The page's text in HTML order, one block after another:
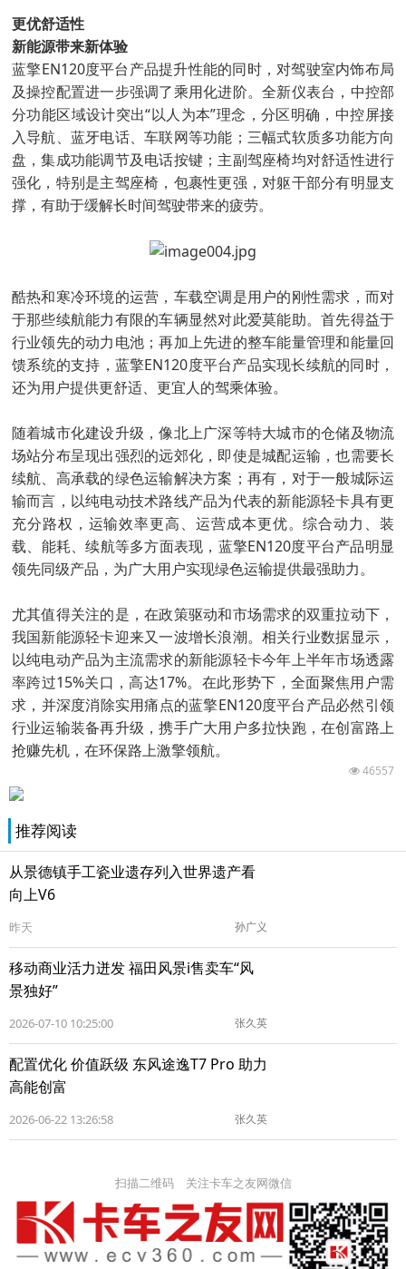
更优舒适性
新能源带来新体验
蓝擎EN120度平台产品提升性能的同时，对驾驶室内饰布局
及操控配置进一步强调了乘用化进阶。全新仪表台，中控部
分功能区域设计突出“以人为本”理念，分区明确，中控屏接
入导航、蓝牙电话、车联网等功能；三幅式软质多功能方向
盘，集成功能调节及电话按键；主副驾座椅均对舒适性进行
强化，特别是主驾座椅，包裹性更强，对躯干部分有明显支
撑，有助于缓解长时间驾驶带来的疲劳。
酷热和寒冷环境的运营，车载空调是用户的刚性需求，而对
于那些续航能力有限的车辆显然对此爱莫能助。首先得益于
行业领先的动力电池；再加上先进的整车能量管理和能量回
馈系统的支持，蓝擎EN120度平台产品实现长续航的同时，
还为用户提供更舒适、更宜人的驾乘体验。
随着城市化建设升级，像北上广深等特大城市的仓储及物流
场站分布呈现出强烈的远郊化，即使是城配运输，也需要长
续航、高承载的绿色运输解决方案；再有，对于一般城际运
输而言，以纯电动技术路线产品为代表的新能源轻卡具有更
充分路权，运输效率更高、运营成本更优。综合动力、装
载、能耗、续航等多方面表现，蓝擎EN120度平台产品明显
领先同级产品，为广大用户实现绿色运输提供最强助力。
尤其值得关注的是，在政策驱动和市场需求的双重拉动下，
我国新能源轻卡迎来又一波增长浪潮。相关行业数据显示，
以纯电动产品为主流需求的新能源轻卡今年上半年市场透露
率跨过15%关口，高达17%。在此形势下，全面聚焦用户需
求，并深度消除实用痛点的蓝擎EN120度平台产品必然引领
行业运输装备再升级，携手广大用户多拉快跑，在创富路上
抢赚先机，在环保路上激擎领航。
46557
推荐阅读
从景德镇手工瓷业遗存列入世界遗产看
向上V6
昨天 孙广义
移动商业活力迸发 福田风景i售卖车“风
景独好”
2026-07-10 10:25:00 张久英
配置优化 价值跃级 东风途逸T7 Pro 助力
高能创富
2026-06-22 13:26:58 张久英
扫描二维码 关注卡车之友网微信